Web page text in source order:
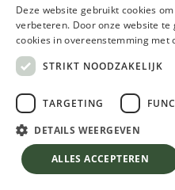
1.00€
Inclusief btw
TOEVOEGEN
Deze website gebruikt cookies
verbeteren. Door onze website
cookies in overeenstemming met
STRIKT NOODZAKELIJK
TARGETING
DETAILS WEERGEVEN
ALLES ACCEPTEREN